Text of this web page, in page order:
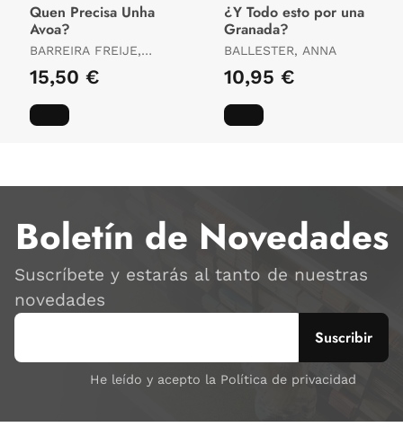
Quen Precisa Unha
Avoa?
BARREIRA FREIJE,
15,50 €
¿Y Todo esto por una
Granada?
BALLESTER, ANNA
10,95 €
Boletín de Novedades
Suscríbete y estarás al tanto de nuestras
novedades
He leído y acepto la Política de privacidad